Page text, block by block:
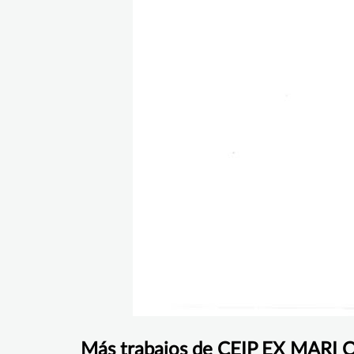
Más trabajos de CEIP EX MARI